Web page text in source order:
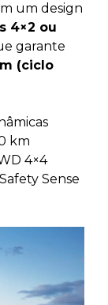
um design
4×2 ou
garante
(ciclo
km
4×4
Sense